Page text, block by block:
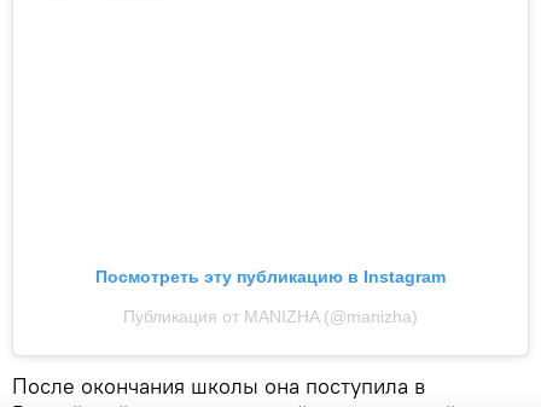
Посмотреть эту публикацию в Instagram
Публикация от MANIZHA (@manizha)
После окончания школы она поступила в